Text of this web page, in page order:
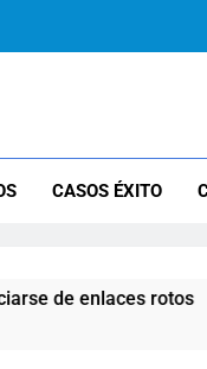
Los
Sus
Los
Sus
CASOS ÉXITO
de enlaces rotos